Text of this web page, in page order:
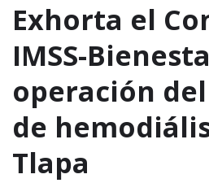
Exhorta el
IMSS-
operación
de
Tlapa